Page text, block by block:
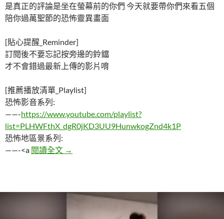
是真正的評論是坐在螢幕前的你們 今天就要帶你們來看五個
陪你過萬聖節的恐怖靈異畫面
[貼心提醒_Reminder]
訂閱後不要忘記按旁邊的鈴鐺
才不會錯過最新上傳的影片唷
[推薦播放清單_Playlist]
恐怖影音系列:
——-https://www.youtube.com/playlist?
list=PLHWFthX_dgR0jKD3UU9HunwkogZnd4k1P
恐怖地區景系列:
——-<a 閱讀全文 五個陪你過萬聖節的恐怖靈異畫面
→